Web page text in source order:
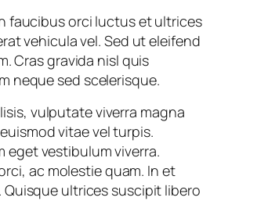
faucibus orci luctus et ultrices
vehicula vel. Sed ut eleifend
Cras gravida nisl quis
neque sed scelerisque.
vulputate viverra magna
vitae vel turpis.
eget vestibulum viverra.
ac molestie quam. In et
ultrices suscipit libero